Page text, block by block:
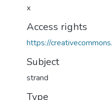
x
Access rights
https://
Subject
strand
Type